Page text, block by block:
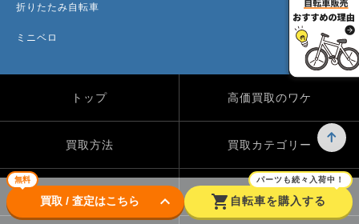
無料
買取 / 査定はこちら keyboard_arrow_down shopping_cart
パーツも続々入荷中！
自転車を購入する
折りたたみ自転車
ミニベロ
トップ 高価買取のワケ
買取方法 買取カテゴリー
買取実績 自転車のコラム